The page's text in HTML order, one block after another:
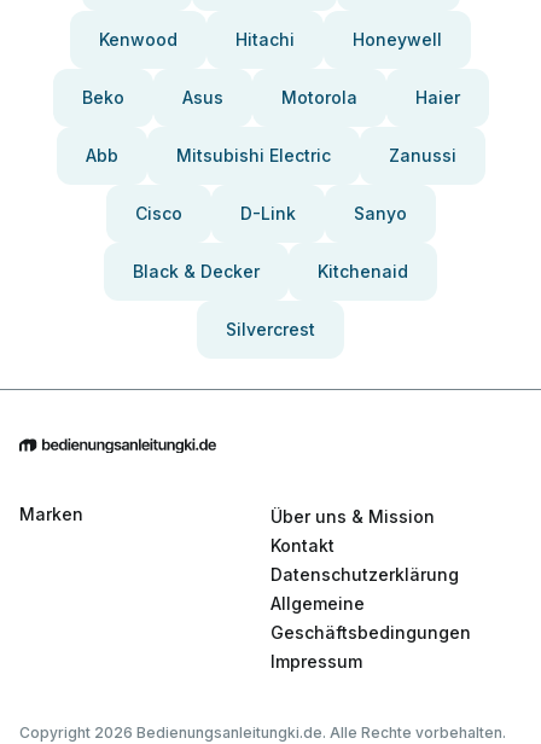
Kenwood Hitachi Honeywell
Beko Asus Motorola Haier
Abb Mitsubishi Electric Zanussi
Cisco D-Link Sanyo
Black & Decker Kitchenaid
Silvercrest
Marken
Über uns & Mission
Kontakt
Datenschutzerklärung
Allgemeine
Geschäftsbedingungen
Impressum
Copyright 2026 Bedienungsanleitungki.de. Alle Rechte vorbehalten.